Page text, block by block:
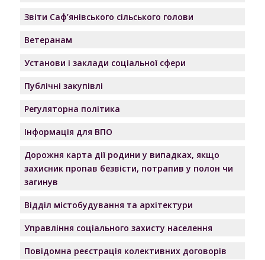
Звіти Саф’янівського сільського голови
Ветеранам
Установи і заклади соціальної сфери
Публічні закупівлі
Регуляторна політика
Інформація для ВПО
Дорожня карта дії родини у випадках, якщо
захисник пропав безвісти, потрапив у полон чи
загинув
Відділ містобудування та архітектури
Управління соціального захисту населення
Повідомна реєстрація колективних договорів